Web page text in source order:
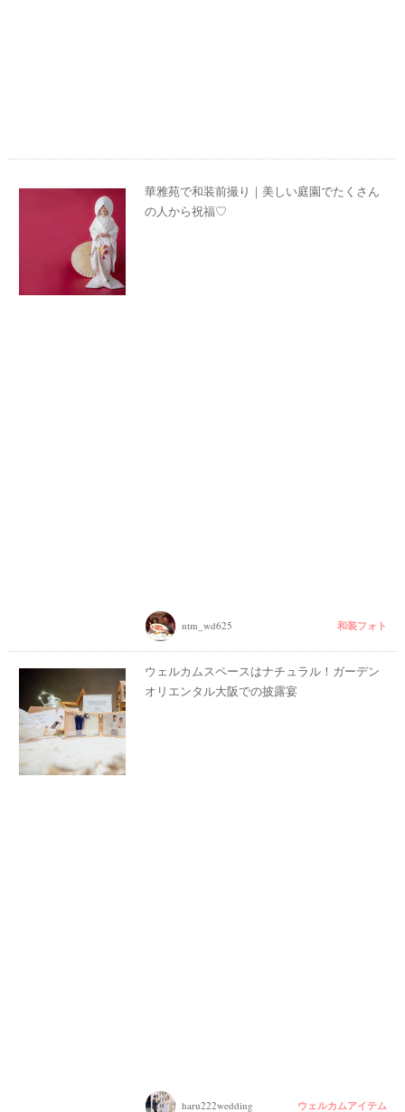
華雅苑で和装前撮り｜美しい庭園でたくさん
の人から祝福♡
ntm_wd625 和装フォト
ウェルカムスペースはナチュラル！ガーデン
オリエンタル大阪での披露宴
haru222wedding ウェルカムアイテム